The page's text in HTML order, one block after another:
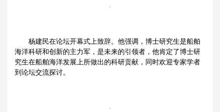
杨建民在论坛开幕式上致辞。他强调，博士研究生是船舶
海洋科研和创新的主力军，是未来的引领者，他肯定了博士研
究生在船舶海洋发展上所做出的科研贡献，同时欢迎专家学者
到论坛交流探讨。